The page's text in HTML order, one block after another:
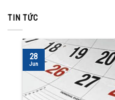
TIN TỨC
28
Jun